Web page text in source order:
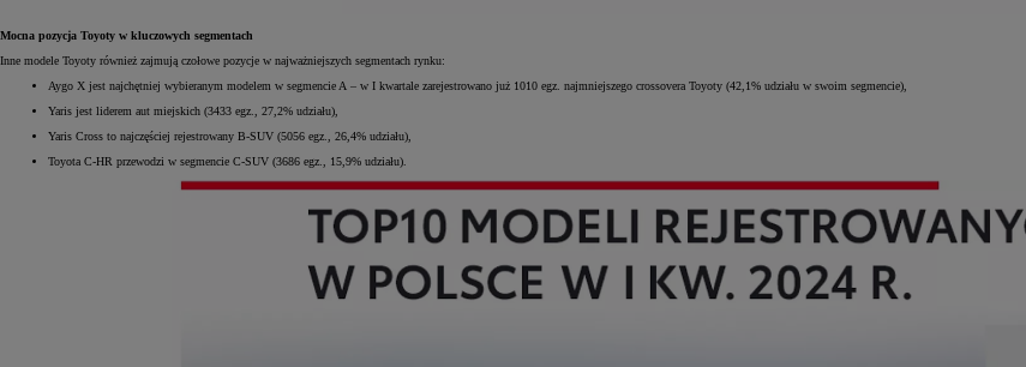
Mocna pozycja Toyoty w kluczowych segmentach
Inne modele Toyoty również zajmują czołowe pozycje w najważniejszych segmentach rynku:
Aygo X jest najchętniej wybieranym modelem w segmencie A – w I kwartale zarejestrowano już 1010 egz. najmniejszego crossovera Toyoty (42,1% udziału w swoim segmencie),
Yaris jest liderem aut miejskich (3433 egz., 27,2% udziału),
Yaris Cross to najczęściej rejestrowany B-SUV (5056 egz., 26,4% udziału),
Toyota C-HR przewodzi w segmencie C-SUV (3686 egz., 15,9% udziału).